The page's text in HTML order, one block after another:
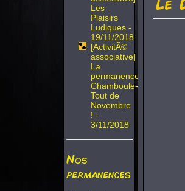
Les
Plaisirs
Ludiques -
19/11/2018
[ActivitÃ©
associative]
La
permanence
Chamboule-
Tout de
Novembre
! -
3/11/2018
Nos
permanences